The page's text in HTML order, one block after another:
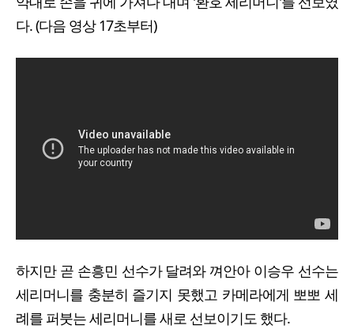
다. (다음 영상 17초부터)
하지만 곧 손흥민 선수가 달려와 껴안아 이승우 선수는
세리머니를 충분히 즐기지 못했고 카메라에게 뽀뽀 세
례를 퍼붓는 세리머니를 새로 선보이기도 했다.